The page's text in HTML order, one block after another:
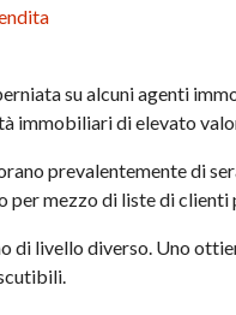
su alcuni agenti
immobiliari di elevato
prevalentemente di
per mezzo di liste di
di livello diverso. Uno